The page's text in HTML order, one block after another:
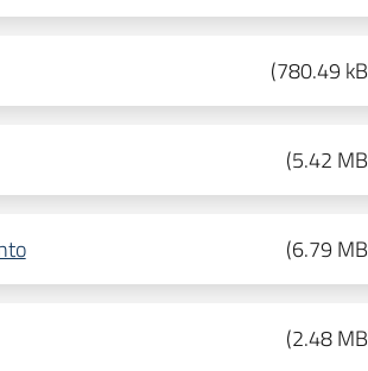
(780.49 kB
(5.42 MB
(6.79 MB
(2.48 MB